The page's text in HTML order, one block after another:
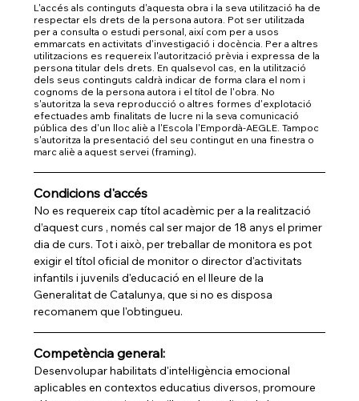
L'accés als continguts d'aquesta obra i la seva utilització ha de
respectar els drets de la persona autora. Pot ser utilitzada
per a consulta o estudi personal, així com per a usos
emmarcats en activitats d'investigació i docència. Per a altres
utilitzacions es requereix l'autorització prèvia i expressa de la
persona titular dels drets. En qualsevol cas, en la utilització
dels seus continguts caldrà indicar de forma clara el nom i
cognoms de la persona autora i el títol de l'obra. No
s'autoritza la seva reproducció o altres formes d'explotació
efectuades amb finalitats de lucre ni la seva comunicació
pública des d'un lloc aliè a l'Escola l'Empordà-AEGLE. Tampoc
s'autoritza la presentació del seu contingut en una finestra o
marc aliè a aquest servei (framing).
Condicions d'accés
No es requereix cap títol acadèmic per a la realització
d’aquest curs , només cal ser major de 18 anys el primer
dia de curs. Tot i això, per treballar de monitora es pot
exigir el títol oficial de monitor o director d'activitats
infantils i juvenils d'educació en el lleure de la
Generalitat de Catalunya, que si no es disposa
recomanem que l'obtingueu.
Competència general:
Desenvolupar habilitats d'intel·ligència emocional
aplicables en contextos educatius diversos, promoure